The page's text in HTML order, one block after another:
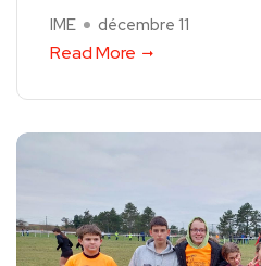
IME décembre 11
Read More